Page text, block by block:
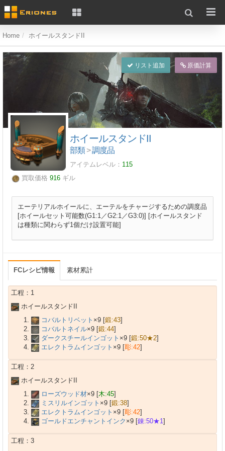
Home ホイールスタンドII
リスト追加 原価計算
ホイールスタンドII
部類>調度品
アイテムレベル： 115
買取価格 916 ギル
エーテリアルホイールに、エーテルをチャージするための調度品
[ホイールセット可能数(G1:1／G2:1／G3:0)] [ホイールスタンド
は種類に関わらず1個だけ設置可能]
FCレシピ情報 素材累計
工程：1
ホイールスタンドII
コバルトリベット ×9 [鍛:43]
コバルトネイル×9 [鍛:44]
ダークスチールインゴット ×9 [鍛:50★2]
エレクトラムインゴット ×9 [彫:42]
工程：2
ホイールスタンドII
ローズウッド材×9 [木:45]
ミスリルインゴット ×9 [鍛:38]
エレクトラムインゴット ×9 [彫:42]
ゴールドエンチャントインク ×9 [錬:50★1]
工程：3